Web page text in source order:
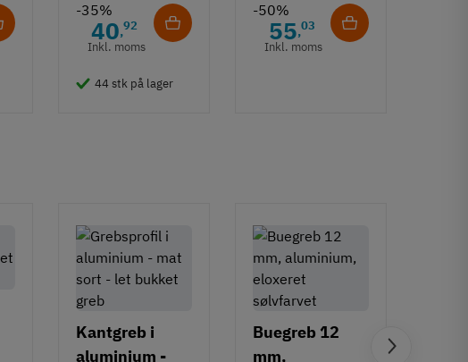
-35%
40,92
Inkl. moms
44 stk på lager
-50%
55,03
Inkl. moms
Kantgreb i
aluminium -
Buegreb 12
mm,